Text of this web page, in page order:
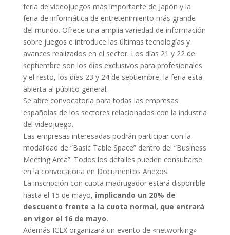
feria de videojuegos más importante de Japón y la
feria de informática de entretenimiento más grande
del mundo. Ofrece una amplia variedad de información
sobre juegos e introduce las últimas tecnologías y
avances realizados en el sector. Los días 21 y 22 de
septiembre son los días exclusivos para profesionales
y el resto, los días 23 y 24 de septiembre, la feria está
abierta al público general.
Se abre convocatoria para todas las empresas
españolas de los sectores relacionados con la industria
del videojuego.
Las empresas interesadas podrán participar con la
modalidad de “Basic Table Space” dentro del “Business
Meeting Area”. Todos los detalles pueden consultarse
en la convocatoria en Documentos Anexos.
La inscripción con cuota madrugador estará disponible
hasta el 15 de mayo, implicando un 20% de
descuento frente a la cuota normal, que entrará
en vigor el 16 de mayo.
Además ICEX organizará un evento de «networking»